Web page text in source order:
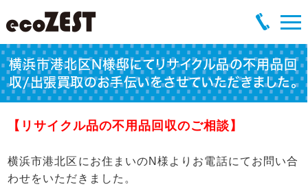
横浜市港北区N様邸にてリサイクル品の不用品回
収/出張買取のお手伝いをさせていただきました。
【リサイクル品の不用品回収のご相談】
横浜市港北区にお住まいのN様よりお電話にてお問い合
わせをいただきました。